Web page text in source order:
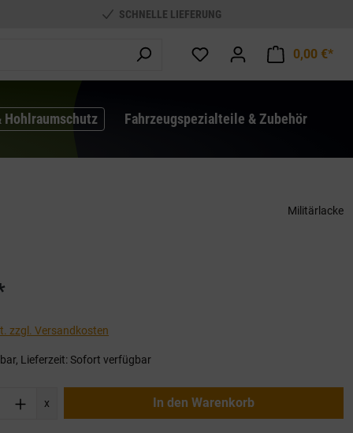
SCHNELLE LIEFERUNG
0,00 €*
Hohlraumschutz Fahrzeugspezialteile & Zubehör
Militärlacke
zzgl. Versandkosten
Lieferzeit: Sofort verfügbar
Gib den gewünschten Wert ein
x In den Warenkorb